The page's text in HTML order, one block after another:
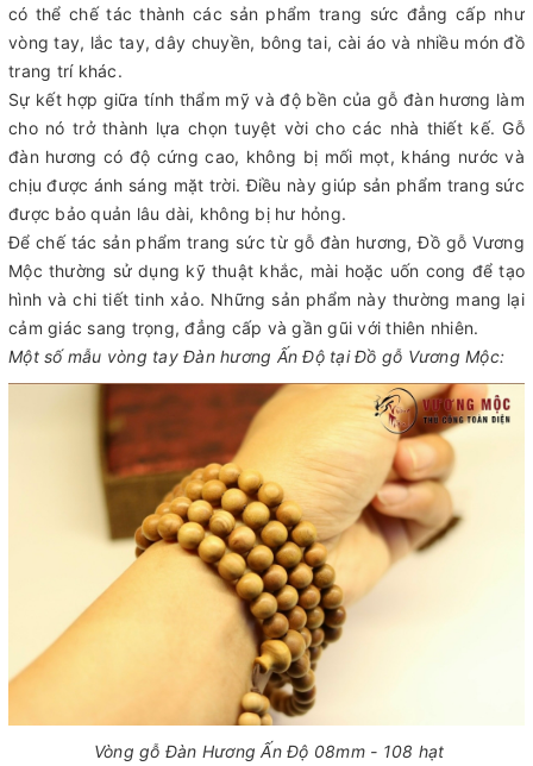
có thể chế tác thành các sản phẩm trang sức đẳng cấp như
vòng tay, lắc tay, dây chuyền, bông tai, cài áo và nhiều món đồ
trang trí khác.
Sự kết hợp giữa tính thẩm mỹ và độ bền của gỗ đàn hương làm
cho nó trở thành lựa chọn tuyệt vời cho các nhà thiết kế. Gỗ
đàn hương có độ cứng cao, không bị mối mọt, kháng nước và
chịu được ánh sáng mặt trời. Điều này giúp sản phẩm trang sức
được bảo quản lâu dài, không bị hư hỏng.
Để chế tác sản phẩm trang sức từ gỗ đàn hương, Đồ gỗ Vương
Mộc thường sử dụng kỹ thuật khắc, mài hoặc uốn cong để tạo
hình và chi tiết tinh xảo. Những sản phẩm này thường mang lại
cảm giác sang trọng, đẳng cấp và gần gũi với thiên nhiên.
Một số mẫu vòng tay Đàn hương Ấn Độ tại Đồ gỗ Vương Mộc:
Vòng gỗ Đàn Hương Ấn Độ 08mm - 108 hạt